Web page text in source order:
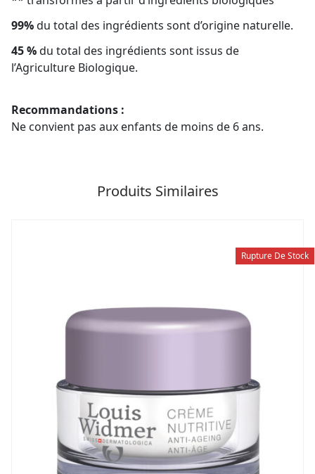
99%du total des ingrédients sont d’origine naturelle.
45 %du total des ingrédients sont issus de
l’Agriculture Biologique.
Recommandations :
Ne convient pas aux enfants de moins de 6 ans.
Produits Similaires
Rupture De Stock